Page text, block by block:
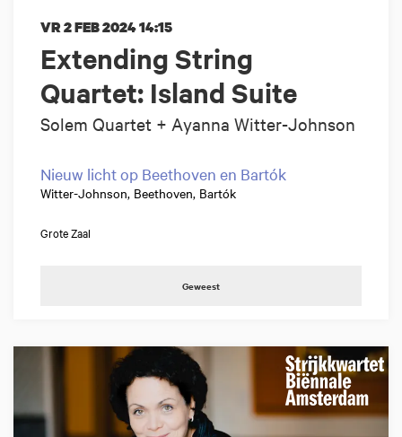
Extending String
Quartet: Island Suite
Solem Quartet + Ayanna Witter-Johnson
VR 2 FEB 202414:15
Nieuw licht op Beethoven en Bartók
Witter-Johnson, Beethoven, Bartók
Grote Zaal
Geweest